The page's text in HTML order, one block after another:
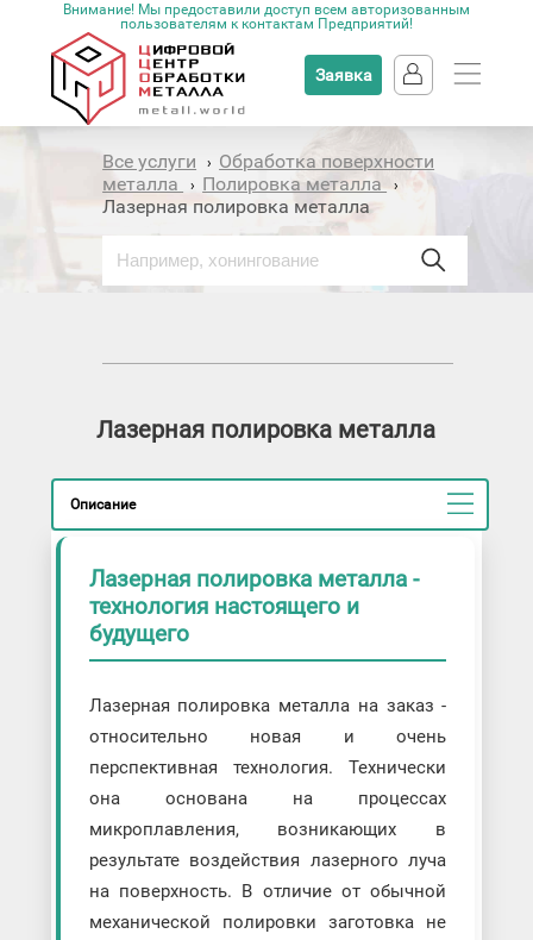
Внимание! Мы предоставили доступ всем авторизованным
пользователям к контактам Предприятий!
Заявка
Все услуги › Обработка поверхности
металла
› Полировка металла ›
Лазерная полировка металла
Лазерная полировка металла
Описание
Лазерная полировка металла -
технология настоящего и
будущего
Лазерная полировка металла на заказ -
относительно новая и очень
перспективная технология. Технически
она основана на процессах
микроплавления, возникающих в
результате воздействия лазерного луча
на поверхность. В отличие от обычной
механической полировки заготовка не